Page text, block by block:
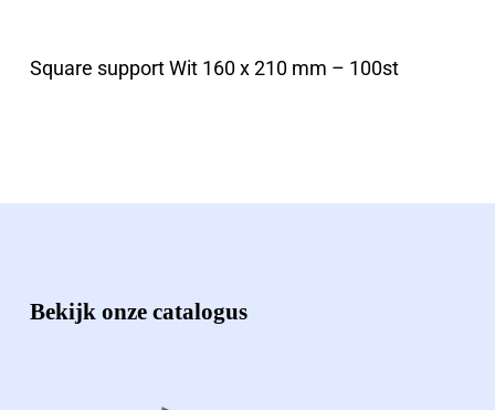
Square support Wit 160 x 210 mm – 100st
Bekijk onze catalogus